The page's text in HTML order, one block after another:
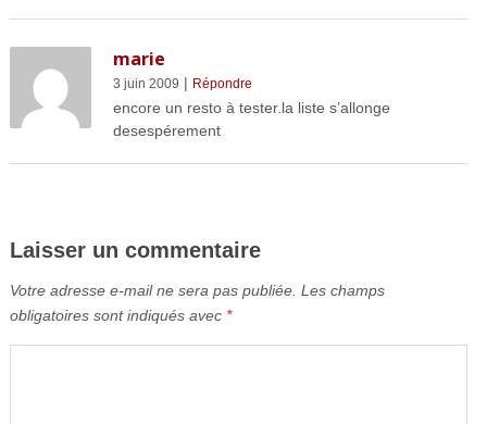
marie
3 juin 2009 | Répondre
encore un resto à tester.la liste s’allonge
desespérement
Laisser un commentaire
Votre adresse e-mail ne sera pas publiée. Les champs
obligatoires sont indiqués avec *